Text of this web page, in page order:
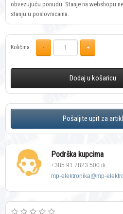
obvezujuću ponudu. Stanje na webshopu
stanju u poslovnicama.
Količina:
Dodaj u košaricu
Podrška kupcima
+385 91 7823 500 ili
mp-elektronika@mp-